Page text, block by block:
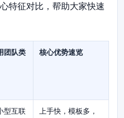
特征对比，帮助大家快速
团队类
核心优势速览
型互联
上手快，模板多，